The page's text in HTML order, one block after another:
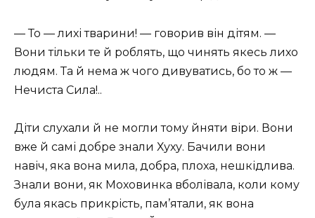
— То — лихі тварини! — говорив він дітям. —
Вони тільки те й роблять, що чинять якесь лихо
людям. Та й нема ж чого дивуватись, бо то ж —
Нечиста Сила!..
Діти слухали й не могли тому йняти віри. Вони
вже й caмі добре знали Хуху. Бачили вони
навіч, яка вона мила, добра, плоха, нешкідлива.
Знали вони, як Моховинка вболівала, коли кому
була якась прикрість, пам’ятали, як вона